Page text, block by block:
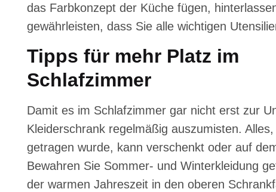
das Farbkonzept der Küche fügen,
gewährleisten, dass Sie alle wichtigen
Tipps für mehr Platz im
Schlafzimmer
Damit es im Schlafzimmer gar nicht erst zur
Kleiderschrank regelmäßig auszumisten.
getragen wurde, kann verschenkt oder auf
Bewahren Sie Sommer- und Winterkleidung
der warmen Jahreszeit in den oberen